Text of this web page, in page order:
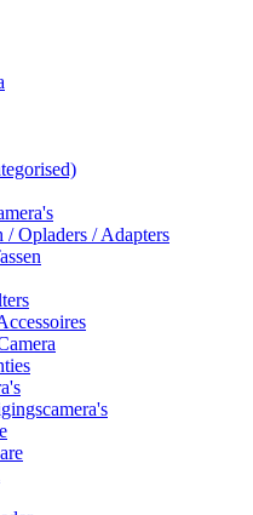
/ Opladers / Adapters